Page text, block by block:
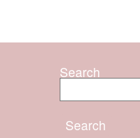
Search
Search